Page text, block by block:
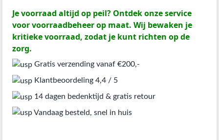
Je voorraad altijd op peil? Ontdek onze service
voor voorraadbeheer op maat. Wij bewaken je
kritieke voorraad, zodat je kunt richten op de
zorg.
Gratis verzending vanaf €200,-
Klantbeoordeling 4,4 / 5
14 dagen bedenktijd & gratis retour
Vandaag besteld, snel in huis